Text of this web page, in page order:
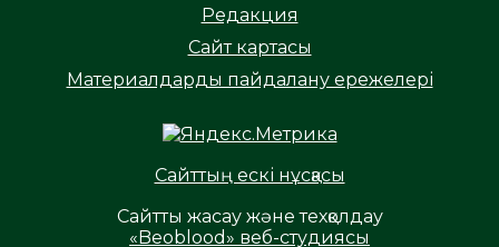
Редакция
Сайт картасы
Материалдарды пайдалану ережелері
Сайттың ескі нұсқасы
Сайтты жасау және техқолдау
«Beoblood» веб-студиясы